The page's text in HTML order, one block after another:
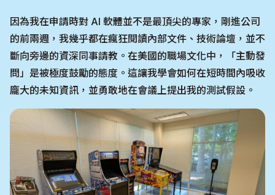
因為我在申請時對 AI 軟體並不是最頂尖的專家，剛進公司
的前兩週，我幾乎都在瘋狂閱讀內部文件、技術論壇，並不
斷向旁邊的資深同事請教。在美國的職場文化中，「主動發
問」是被極度鼓勵的態度。這讓我學會如何在短時間內吸收
龐大的未知資訊，並勇敢地在會議上提出我的測試假設。